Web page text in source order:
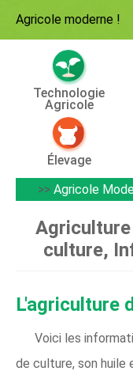
Agricole moderne !
Technologie
Agricole
Élevage
>> Agricole
culture,
L'agriculture
Voici les
de culture, son huile